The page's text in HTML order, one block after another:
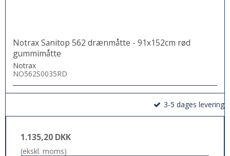
Notrax Sanitop 562 drænmåtte - 91x152cm rød
gummimåtte
Notrax
NO562S0035RD
3-5 dages levering
1.135,20 DKK
(ekskl. moms)